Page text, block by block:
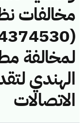
مخالفات
لمخالفة
الهندي
الاتصالات